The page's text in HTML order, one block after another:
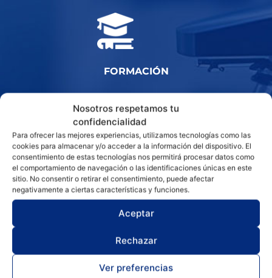
Nosotros respetamos tu
confidencialidad
Para ofrecer las mejores experiencias, utilizamos tecnologías como las
cookies para almacenar y/o acceder a la información del dispositivo. El
consentimiento de estas tecnologías nos permitirá procesar datos como
el comportamiento de navegación o las identificaciones únicas en este
sitio. No consentir o retirar el consentimiento, puede afectar
negativamente a ciertas características y funciones.
Aceptar
Rechazar
Ver preferencias
FORMACIÓN
SERVICIO POST-VENTA